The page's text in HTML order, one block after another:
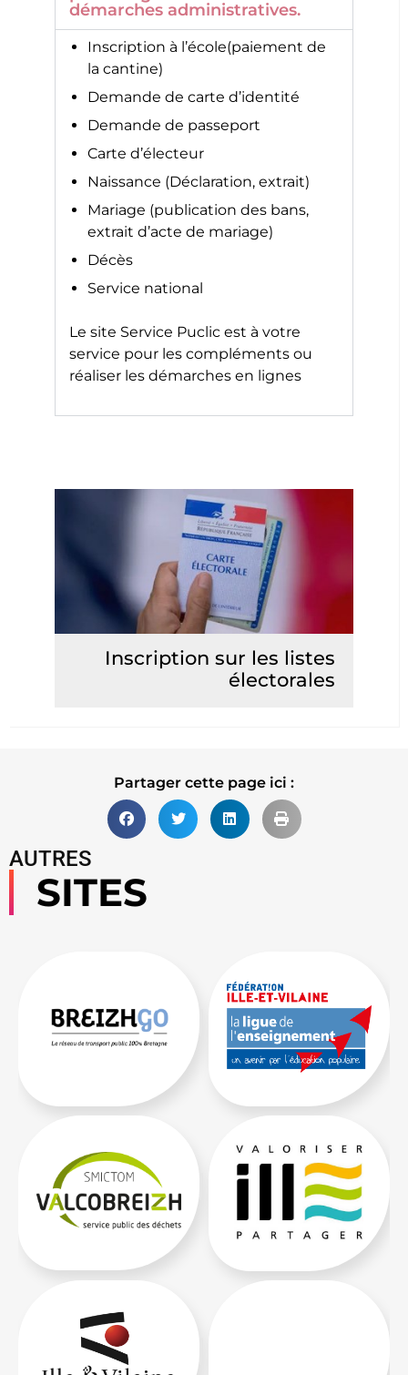
démarches administratives.
Inscription à l’école(paiement de
la cantine)
Demande de carte d’identité
Demande de passeport
Carte d’électeur
Naissance (Déclaration, extrait)
Mariage (publication des bans,
extrait d’acte de mariage)
Décès
Service national
Le site Service Puclic est à votre
service pour les compléments ou
réaliser les démarches en lignes
Inscription sur les listes
électorales
Partager cette page ici :
AUTRES
SITES